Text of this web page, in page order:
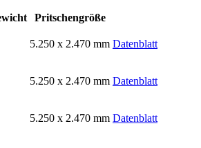
Pritschengröße
5.250 x 2.470 mm Datenblatt
5.250 x 2.470 mm Datenblatt
5.250 x 2.470 mm Datenblatt